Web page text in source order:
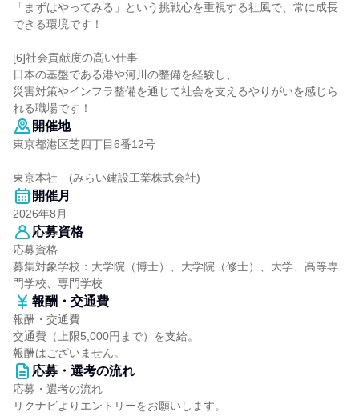
「まずはやってみる」という挑戦心を重視する社風で、常に成長
できる環境です！
[6]社会貢献度の高い仕事
日本の基盤である港や河川の整備を経験し、
災害対策やインフラ整備を通じて社会を支えるやりがいを感じら
れる職場です！
開催地
東京都港区芝四丁目6番12号
東京本社 (みらい建設工業株式会社)
開催月
2026年8月
応募資格
応募資格
募集対象学校：大学院（博士）、大学院（修士）、大学、高等専
門学校、専門学校
報酬・交通費
報酬・交通費
交通費（上限5,000円まで）を支給。
報酬はございません。
応募・選考の流れ
応募・選考の流れ
リクナビよりエントリーをお願いします。